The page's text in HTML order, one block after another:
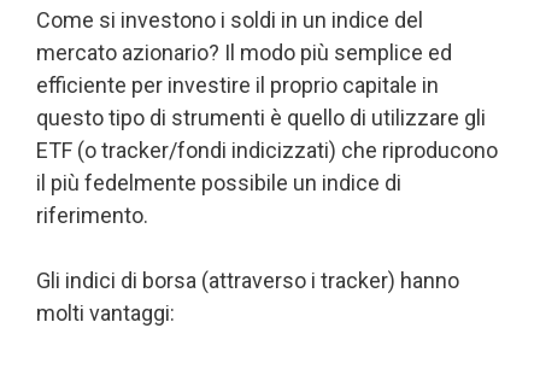
Come si investono i soldi in un indice del
mercato azionario? Il modo più semplice ed
efficiente per investire il proprio capitale in
questo tipo di strumenti è quello di utilizzare gli
ETF (o tracker/fondi indicizzati) che riproducono
il più fedelmente possibile un indice di
riferimento.
Gli indici di borsa (attraverso i tracker) hanno
molti vantaggi: